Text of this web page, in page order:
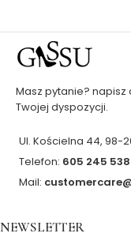
Masz pytanie?
Twojej dyspozycji.
Ul. Kościelna 44, 98-
Telefon: 605 245 538
Mail:
NEWSLETTER